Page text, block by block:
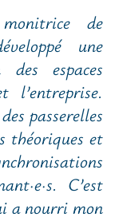
de
une
espaces
l’entreprise.
passerelles
théoriques et
C’est
a nourri mon